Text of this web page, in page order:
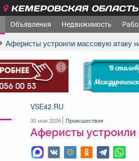
КЕМЕРОВСКАЯ ОБЛАСТЬ
Объявления Недвижимость
Аферисты устроили массовую атаку
реклама
VSE42.RU
30 мая 2026 Происшествия
Аферисты устроили